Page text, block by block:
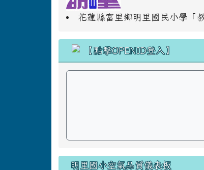
花蓮縣富里鄉明里國民小學「
明里國小空氣品質儀表板